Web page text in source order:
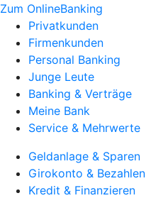
Zum OnlineBanking
Privatkunden
Firmenkunden
Personal Banking
Junge Leute
Banking & Verträge
Meine Bank
Service & Mehrwerte
Geldanlage & Sparen
Girokonto & Bezahlen
Kredit & Finanzieren